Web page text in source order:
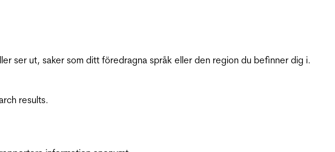
ser ut, saker som ditt föredragna språk eller den region du befinner dig i.
results.